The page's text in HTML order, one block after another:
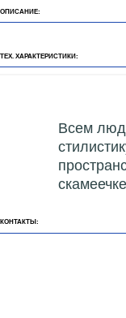
ОПИСАНИЕ:
ТЕХ. ХАРАКТЕРИСТИКИ:
Всем
КОНТАКТЫ: